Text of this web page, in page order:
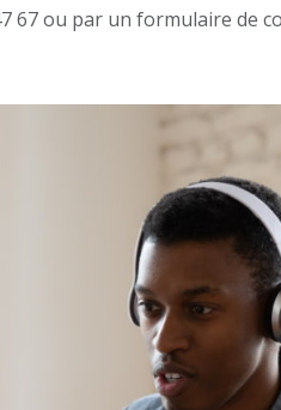
67 ou par un formulaire de